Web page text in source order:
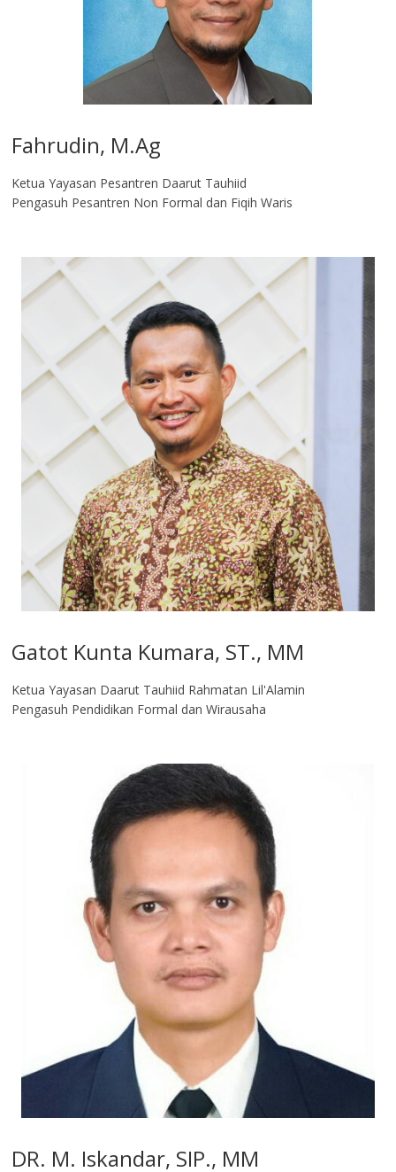
Fahrudin, M.Ag​
Ketua Yayasan Pesantren Daarut Tauhiid
Pengasuh Pesantren Non Formal dan Fiqih Waris
Gatot Kunta Kumara, ST., MM
Ketua Yayasan Daarut Tauhiid Rahmatan Lil'Alamin
Pengasuh Pendidikan Formal dan Wirausaha
DR. M. Iskandar, SIP., MM